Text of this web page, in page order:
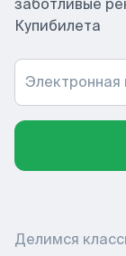
заботливые
Купибилета
Электронная
Делимся